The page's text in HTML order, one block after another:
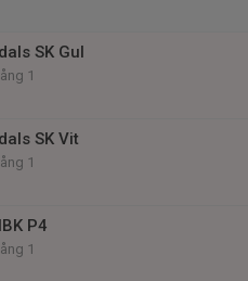
SK Gul
1
SK Vit
1
P4
1